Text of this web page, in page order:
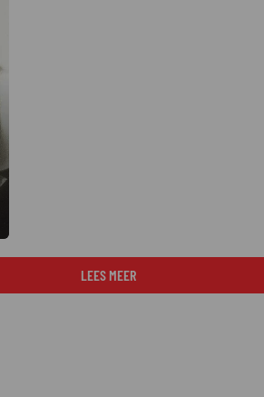
LEES MEER